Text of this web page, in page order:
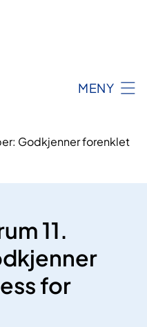
MENY
Godkjenner forenklet
11.
for